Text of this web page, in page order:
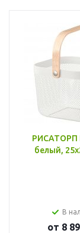
РИСАТОРП
белый,
В
от 8